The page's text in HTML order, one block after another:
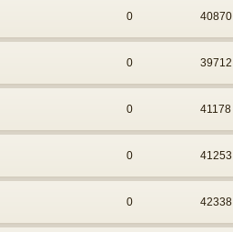
0 40870
0 39712
0 41178
0 41253
0 42338